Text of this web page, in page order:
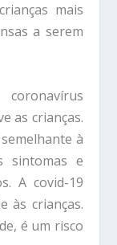
mais
a serem
as crianças.
à
sintomas e
A covid-19
às crianças.
é um risco